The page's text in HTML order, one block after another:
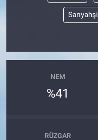
Sarıyahşi
NEM
%41
RÜZGAR